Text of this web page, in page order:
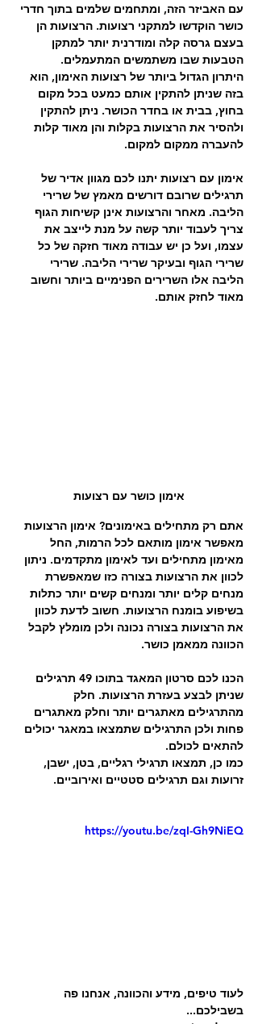
עם האביזר הזה, ומתחמים שלמים בתוך חדרי
כושר הוקדשו למתקני רצועות. הרצועות הן
בעצם גרסה קלה ומודרנית יותר למתקן
הטבעות שבו משתמשים המתעמלים.
היתרון הגדול ביותר של רצועות האימון, הוא
בזה שניתן להתקין אותם כמעט בכל מקום
בחוץ, בבית או בחדר הכושר. ניתן להתקין
ולהסיר את הרצועות בקלות והן מאוד קלות
להעברה ממקום למקום.
אימון עם רצועות יתנו לכם מגוון אדיר של
תרגילים שרובם דורשים מאמץ של שרירי
הליבה. מאחר והרצועות אינן קשיחות הגוף
צריך לעבוד יותר קשה על מנת לייצב את
עצמו, ועל כן יש עבודה מאוד חזקה של כל
שרירי הגוף ובעיקר שרירי הליבה. שרירי
הליבה אלו השרירים הפנימיים ביותר וחשוב
מאוד לחזק אותם.
אימון כושר עם רצועות
אתם רק מתחילים באימונים? אימון הרצועות
מאפשר אימון מותאם לכל הרמות, החל
מאימון מתחילים ועד לאימון מתקדמים. ניתון
לכוון את הרצועות בצורה כזו שמאפשרת
מנחים קלים יותר ומנחים קשים יותר כתלות
בשיפוע בומנח הרצועות. חשוב לדעת לכוון
את הרצועות בצורה נכונה ולכן מומלץ לקבל
הכוונה ממאמן כושר.
הכנו לכם סרטון המאגד בתוכו 49 תרגילים
שניתן לבצע בעזרת הרצועות. חלק
מהתרגילים מאתגרים יותר וחלק מאתגרים
פחות ולכן התרגילים שתמצאו במאגר יכולים
להתאים לכולם.
כמו כן, תמצאו תרגילי רגליים, בטן, ישבן,
זרועות וגם תרגילים סטטיים ואירוביים.
https://youtu.be/zqI-Gh9NiEQ
לעוד טיפים, מידע והכוונה, אנחנו פה
בשבילכם...